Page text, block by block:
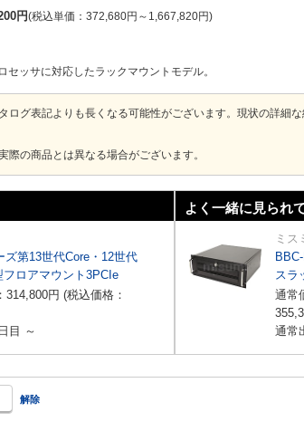
円 税込単価 372,680円 ～ 1,667,820円
ッサに対応したラックマウントモデル。
ログ表記よりも長くなる可能性がございます。現状の詳細
際の商品とは異なる場合がございます。
ズ第13世代Core・12世代
フロアマウント3PCIe
314,800円 (税込価格：
目 ～
よく一緒に見られ
ミス
スラ
通常
通常
解除